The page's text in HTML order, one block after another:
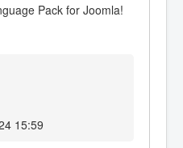
Pack for Joomla!
15:59